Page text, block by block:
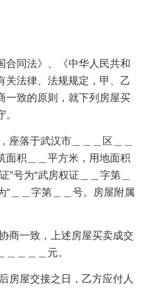
合同法》、《中华人民共和
关法律、法规规定，甲、乙
一致的原则，就下列房屋买
座落于武汉市＿＿＿区＿＿
面积＿＿平方米，用地面积
”号为“武房权证＿＿字第＿
“＿＿字第＿＿号。房屋附属
商一致，上述房屋买卖成交
＿＿＿元。
房屋交接之日，乙方应付人